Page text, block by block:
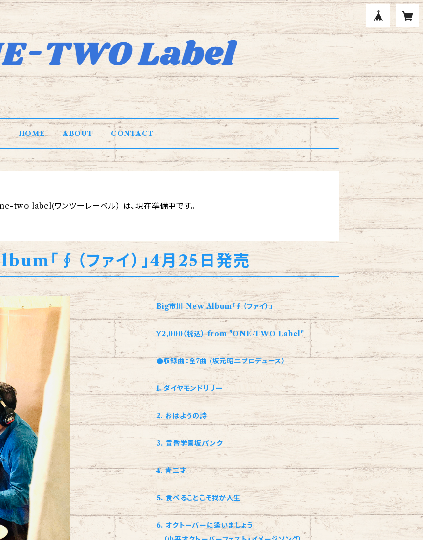
HOME ABOUT CONTACT
two label(ワンツーレーベル） は、現在準備中です。
「∮（ファイ）」4月25日発売
Big市川 New Album「∮（ファイ）」
￥2,000（税込） from "ONE-TWO Label"
●収録曲：全7曲 (坂元昭二プロデュース）
1．ダイヤモンドリリー
2. おはようの詩
3. 黄昏学園坂パンク
4. 青二才
5. 食べることこそ我が人生
6. オクトーバーに逢いましょう